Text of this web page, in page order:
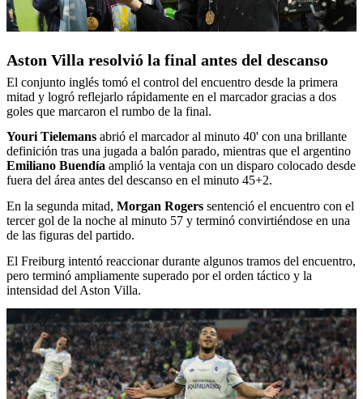
Aston Villa resolvió la final antes del descanso
El conjunto inglés tomó el control del encuentro desde la primera
mitad y logró reflejarlo rápidamente en el marcador gracias a dos
goles que marcaron el rumbo de la final.
Youri Tielemans abrió el marcador al minuto 40' con una brillante
definición tras una jugada a balón parado, mientras que el argentino
Emiliano Buendía amplió la ventaja con un disparo colocado desde
fuera del área antes del descanso en el minuto 45+2.
En la segunda mitad, Morgan Rogers sentenció el encuentro con el
tercer gol de la noche al minuto 57 y terminó convirtiéndose en una
de las figuras del partido.
El Freiburg intentó reaccionar durante algunos tramos del encuentro,
pero terminó ampliamente superado por el orden táctico y la
intensidad del Aston Villa.